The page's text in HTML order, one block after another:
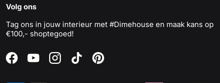
Volg ons
Tag ons in jouw interieur met #Dimehouse en maak kans op
€100,- shoptegoed!
FacebookYouTubeInstagramTikTokPinterest